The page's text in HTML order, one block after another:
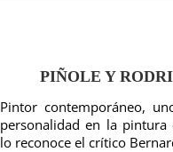
PIÑOLE Y
Pintor contemporáneo,
personalidad en la pintura
lo reconoce el crítico